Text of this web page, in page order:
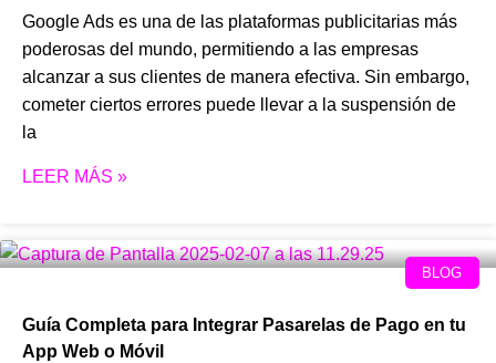
Google Ads es una de las plataformas publicitarias más
poderosas del mundo, permitiendo a las empresas
alcanzar a sus clientes de manera efectiva. Sin embargo,
cometer ciertos errores puede llevar a la suspensión de
la
LEER MÁS »
BLOG
Guía Completa para Integrar Pasarelas de Pago en tu
App Web o Móvil